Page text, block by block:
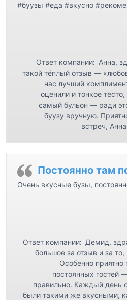
#буузы #еда #вкусно
Ответ компании: Анна,
такой тёплый отзыв —
нас лучший
оценили и тонкое
самый бульон — ради
буузу вручную.
встреч,
Постоянно там
Очень вкусные бузы,
Ответ компании: Демид,
большое за отзыв и за
Особенно приятно
постоянных гостей
правильно. Каждый день
были такими же вкусными,